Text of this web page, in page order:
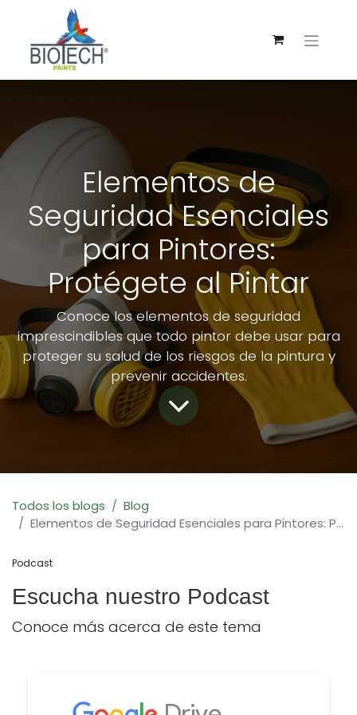
Elementos de
Seguridad Esenciales
para Pintores:
Protégete al Pintar
Conoce los elementos de seguridad
imprescindibles que todo pintor debe usar para
proteger su salud de los riesgos de la pintura y
prevenir accidentes.
Todos los blogs
Blog
Elementos de Seguridad Esenciales para Pintores: Protégete al Pintar
Podcast
Escucha nuestro Podcast
Conoce más acerca de este tema